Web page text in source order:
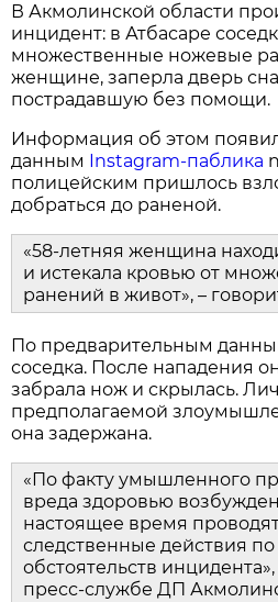
В Акмолинской области
инцидент: в Атбасаре
множественные ножевые
женщине, заперла дверь
пострадавшую без помощи.
Информация об этом
данным Instagram‑паблика
полицейским пришлось
добраться до раненой.
«58-летняя женщина
и истекала кровью от
ранений в живот», –
По предварительным
соседка. После нападения
забрала нож и скрылась.
предполагаемой
она задержана.
«По факту умышленного
вреда здоровью
настоящее время
следственные действия
обстоятельств
пресс-службе ДП